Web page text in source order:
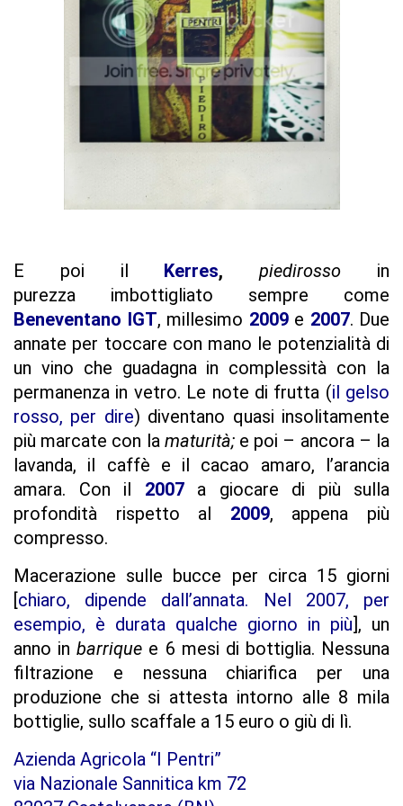
E poi il Kerres, piedirosso in
purezza imbottigliato sempre come
Beneventano IGT, millesimo 2009e 2007. Due
annate per toccare con mano le potenzialità di
un vino che guadagna in complessità con la
permanenza in vetro. Le note di frutta (il gelso
rosso, per dire) diventano quasi insolitamente
più marcate con la maturità;e poi – ancora – la
lavanda, il caffè e il cacao amaro, l’arancia
amara. Con il 2007a giocare di più sulla
profondità rispetto al 2009, appena più
compresso.
Macerazione sulle bucce per circa 15 giorni
chiaro, dipende dall’annata. Nel 2007, per
esempio, è durata qualche giorno in più ], un
anno inbarrique e 6 mesi di bottiglia. Nessuna
filtrazione e nessuna chiarifica per una
produzione che si attesta intorno alle 8 mila
bottiglie, sullo scaffale a 15 euro o giù di lì.
Azienda Agricola “I Pentri”
via Nazionale Sannitica km 72